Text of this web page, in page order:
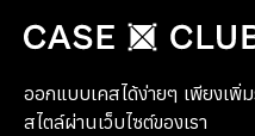
ออกแบบเคสได้ง่ายๆ เพียงเพิ่
สไตล์ผ่านเว็บไซต์ของเรา